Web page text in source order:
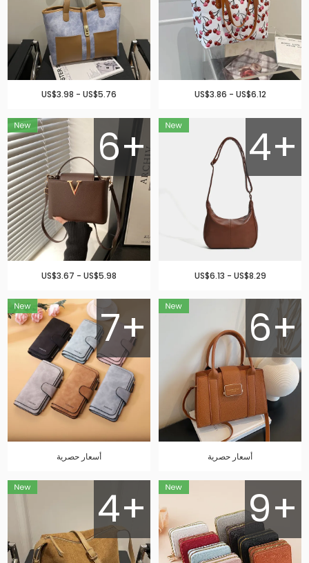
US$3.86 - US$6.12
US$3.98 - US$5.76
4+
US$6.13 - US$8.29
6+
US$3.67 - US$5.98
6+
أسعار حصرية
7+
أسعار حصرية
9+
4+